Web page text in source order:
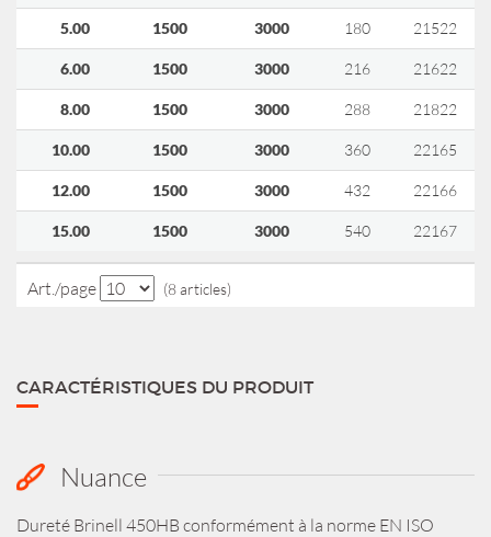
5.00 1500 3000 180 21522
6.00 1500 3000 216 21622
8.00 1500 3000 288 21822
10.00 1500 3000 360 22165
12.00 1500 3000 432 22166
15.00 1500 3000 540 22167
Art./page (8 articles)
CARACTÉRISTIQUES DU PRODUIT
Nuance
Dureté Brinell 450HB conformément à la norme EN ISO